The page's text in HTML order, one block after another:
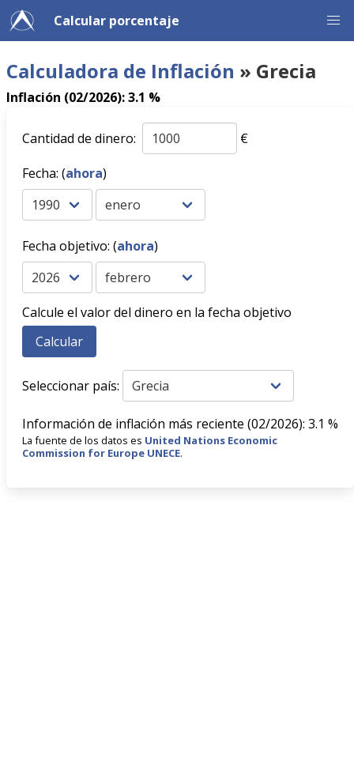
Calcular porcentaje
Calculadora de Inflación » Grecia
Inflación (02/2026): 3.1 %
Cantidad de dinero:
€
Fecha: (ahora)
Fecha objetivo: (ahora)
Calcule el valor del dinero en la fecha objetivo
Seleccionar país:
Información de inflación más reciente (02/2026): 3.1 %
La fuente de los datos es United Nations Economic
Commission for Europe UNECE.